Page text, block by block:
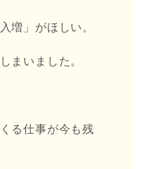
増」がほしい。
まいました。
る仕事が今も残